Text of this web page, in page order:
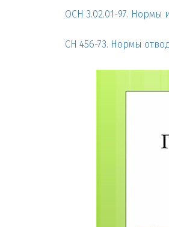
ОСН 3.02.01-97. Нормы
СН 456-73. Нормы